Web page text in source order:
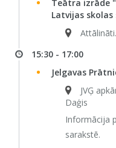
Teātra izrāde
Latvijas
Attālināti.
15:30 - 17:00
Jelgavas
JVĢ
Daģis
Informācija
sarakstē.